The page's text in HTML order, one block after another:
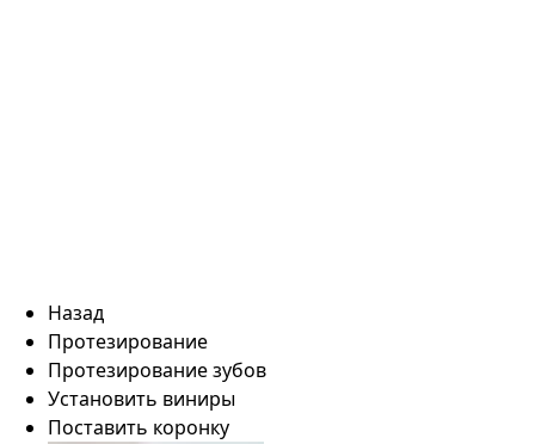
Назад
Протезирование
Протезирование зубов
Установить виниры
Поставить коронку